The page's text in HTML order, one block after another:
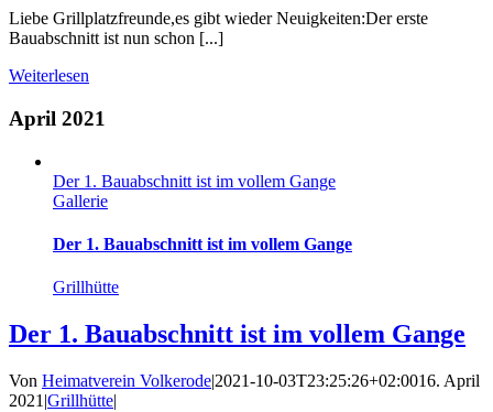
Liebe Grillplatzfreunde,es gibt wieder Neuigkeiten:Der erste
Bauabschnitt ist nun schon [...]
Weiterlesen
April 2021
Der 1. Bauabschnitt ist im vollem Gange
Gallerie
Der 1. Bauabschnitt ist im vollem Gange
Grillhütte
Der 1. Bauabschnitt ist im vollem Gange
Von Heimatverein Volkerode|2021-10-03T23:25:26+02:0016. April
2021 |Grillhütte|